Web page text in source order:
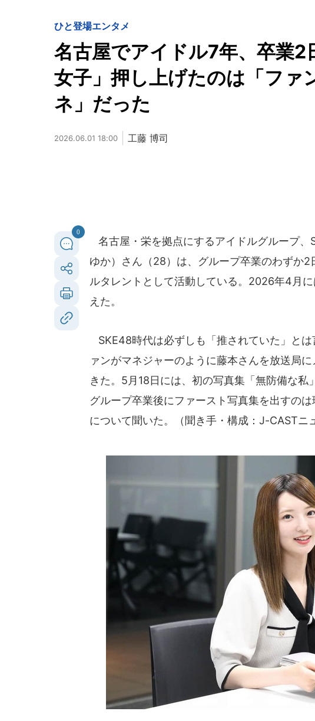
ひと登場エンタメ
名古屋でアイドル7年、卒業
女子」押し上げたのは「ファ
ネ」だった
2026.06.01 18:00 工藤 博司
0
名古屋・栄を拠点にするアイドルグループ
ゆか）さん（28）は、グループ卒業のわずか
ルタレントとして活動している。2026年4月
えた。
SKE48時代は必ずしも「推されていた」と
ァンがマネジャーのように藤本さんを放送局
きた。5月18日には、初の写真集「無防備な
グループ卒業後にファースト写真集を出すの
について聞いた。（聞き手・構成：J-CASTニ